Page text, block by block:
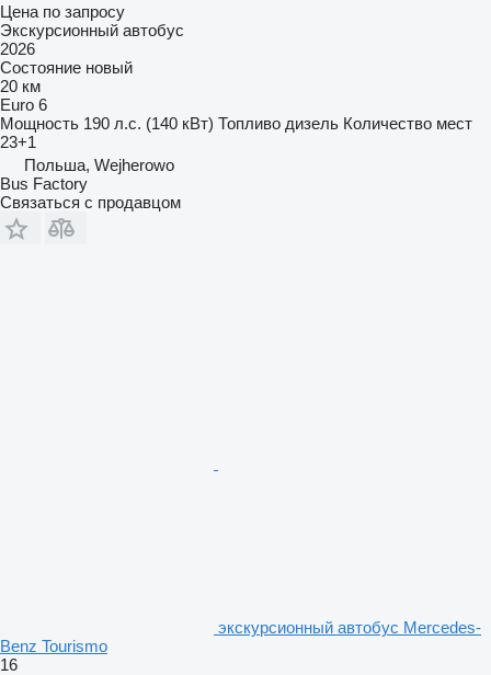
Цена по запросу
Экскурсионный автобус
2026
Состояние новый
20 км
Euro 6
Мощность 190 л.с. (140 кВт) Топливо дизель Количество мест
23+1
Польша, Wejherowo
Bus Factory
Связаться с продавцом
экскурсионный автобус Mercedes-
Benz Tourismo
16